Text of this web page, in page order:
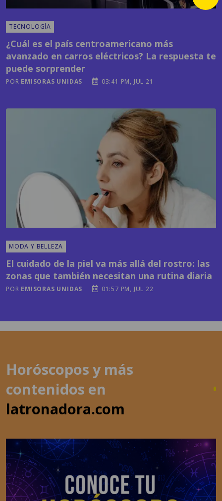
TECNOLOGÍA
¿Cuál es el país centroamericano más
avanzado en carros eléctricos? La respuesta te
puede sorprender
POR EMISORAS UNIDAS 03:41 PM, JUL 21
MODA Y BELLEZA
El cuidado de la piel va más allá del rostro: las
zonas que también necesitan una rutina diaria
POR EMISORAS UNIDAS 01:57 PM, JUL 22
Horóscopos y más
contenidos en
latronadora.com